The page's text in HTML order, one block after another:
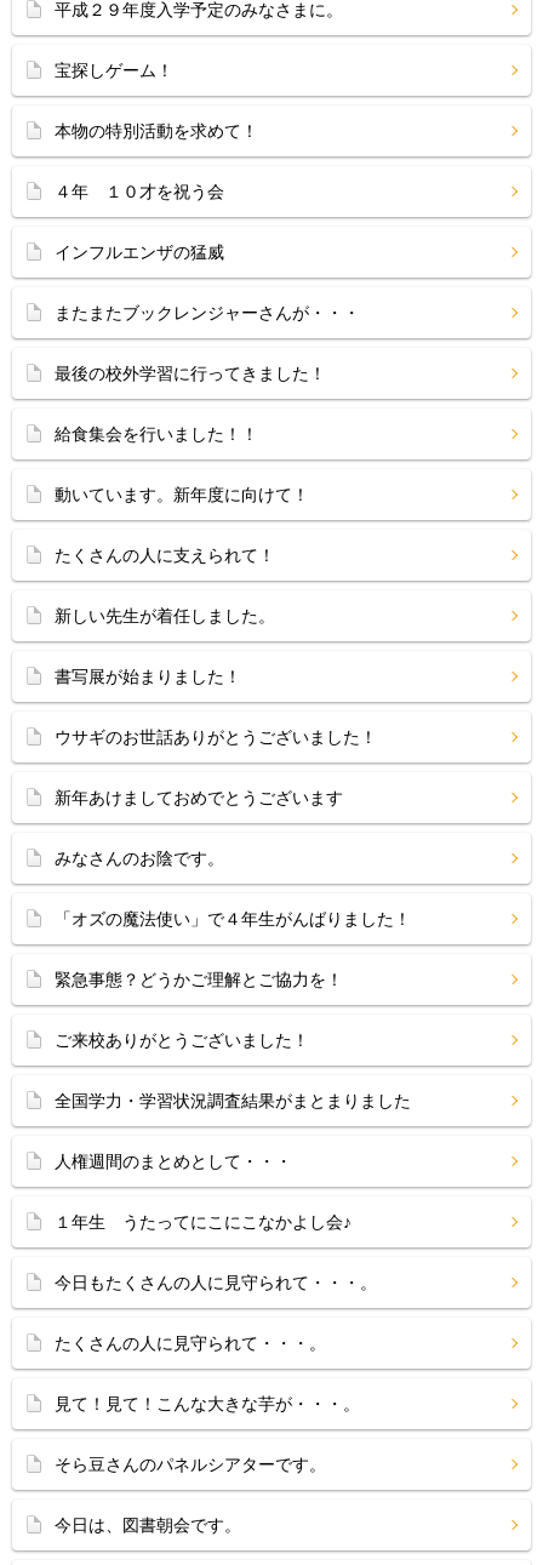
平成２９年度入学予定のみなさまに。
宝探しゲーム！
本物の特別活動を求めて！
４年 １０才を祝う会
インフルエンザの猛威
またまたブックレンジャーさんが・・・
最後の校外学習に行ってきました！
給食集会を行いました！！
動いています。新年度に向けて！
たくさんの人に支えられて！
新しい先生が着任しました。
書写展が始まりました！
ウサギのお世話ありがとうございました！
新年あけましておめでとうございます
みなさんのお陰です。
「オズの魔法使い」で４年生がんばりました！
緊急事態？どうかご理解とご協力を！
ご来校ありがとうございました！
全国学力・学習状況調査結果がまとまりました
人権週間のまとめとして・・・
１年生 うたってにこにこなかよし会♪
今日もたくさんの人に見守られて・・・。
たくさんの人に見守られて・・・。
見て！見て！こんな大きな芋が・・・。
そら豆さんのパネルシアターです。
今日は、図書朝会です。